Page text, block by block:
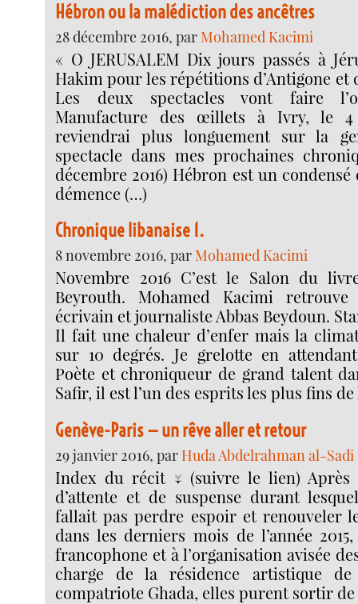
Hébron ou la malédiction des ancêtres
28 décembre 2016, par Mohamed Kacimi
« O JERUSALEM Dix jours passés à
Hakim pour les répétitions d’Antigone et
Les deux spectacles vont faire
Manufacture des œillets à Ivry, le 4
reviendrai plus longuement sur la
spectacle dans mes prochaines
décembre 2016) Hébron est un
démence (…)
Chronique libanaise 1.
8 novembre 2016, par Mohamed Kacimi
Novembre 2016 C’est le Salon du
Beyrouth. Mohamed Kacimi retrouve
écrivain et journaliste Abbas Beydoun.
Il fait une chaleur d’enfer mais la
sur 10 degrés. Je grelotte en
Poète et chroniqueur de grand talent
Safir, il est l’un des esprits les plus fins
Genève-Paris — un rêve aller et retour
29 janvier 2016, par Huda Abdelrahman al-Sadi
Index du récit ↓ (suivre le lien) Après
d’attente et de suspense durant
fallait pas perdre espoir et renouveler
dans les derniers mois de l’année
francophone et à l’organisation avisée
charge de la résidence artistique
compatriote Ghada, elles purent sortir de